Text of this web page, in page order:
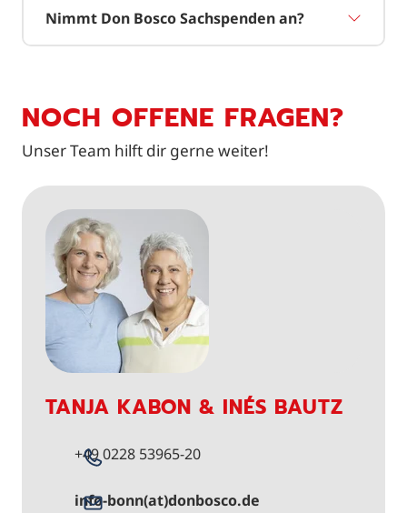
Nimmt Don Bosco Sachspenden an?
NOCH OFFENE FRAGEN?
Unser Team hilft dir gerne weiter!
TANJA KABON & INÉS BAUTZ
+49 0228 53965-20
info-bonn(at)donbosco.de